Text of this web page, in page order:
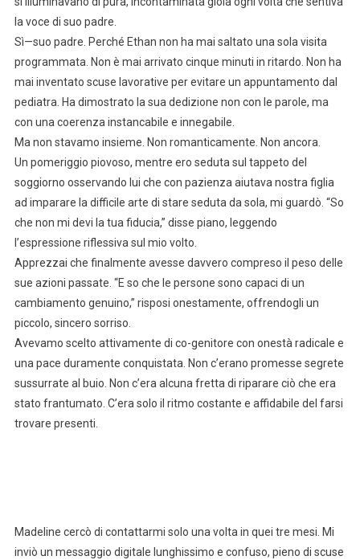
la voce di suo padre.
Sì—suo padre. Perché Ethan non ha mai saltato una sola visita
programmata. Non è mai arrivato cinque minuti in ritardo. Non ha
mai inventato scuse lavorative per evitare un appuntamento dal
pediatra. Ha dimostrato la sua dedizione non con le parole, ma
con una coerenza instancabile e innegabile.
Ma non stavamo insieme. Non romanticamente. Non ancora.
Un pomeriggio piovoso, mentre ero seduta sul tappeto del
soggiorno osservando lui che con pazienza aiutava nostra figlia
ad imparare la difficile arte di stare seduta da sola, mi guardò. “So
che non mi devi la tua fiducia,” disse piano, leggendo
l’espressione riflessiva sul mio volto.
Apprezzai che finalmente avesse davvero compreso il peso delle
sue azioni passate. “E so che le persone sono capaci di un
cambiamento genuino,” risposi onestamente, offrendogli un
piccolo, sincero sorriso.
Avevamo scelto attivamente di co-genitore con onestà radicale e
una pace duramente conquistata. Non c’erano promesse segrete
sussurrate al buio. Non c’era alcuna fretta di riparare ciò che era
stato frantumato. C’era solo il ritmo costante e affidabile del farsi
trovare presenti.
Madeline cercò di contattarmi solo una volta in quei tre mesi. Mi
inviò un messaggio digitale lunghissimo e confuso, pieno di scuse